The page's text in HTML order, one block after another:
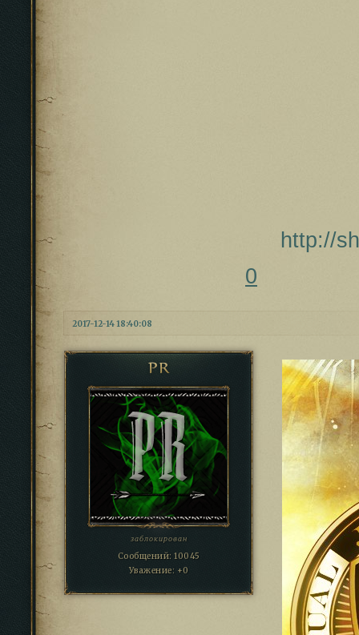
http://
0
2017-12-14 18:40:08
PR
заблокирован
Сообщений: 10045
Уважение: +0